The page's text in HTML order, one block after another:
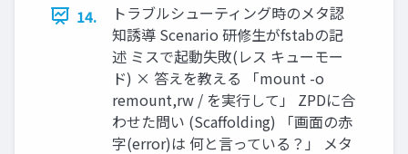
14.
トラブルシューティング時のメタ認
知誘導 Scenario 研修生がfstabの記
述 ミスで起動失敗(レス キューモー
ド) × 答えを教える 「mount -o
remount,rw / を実行して」 ZPDに合
わせた問い (Scaffolding) 「画面の赤
字(error)は 何と言っている？」 メタ